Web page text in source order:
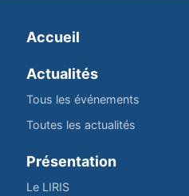
Accueil
Actualités
Tous les événements
Toutes les actualités
Présentation
Le LIRIS